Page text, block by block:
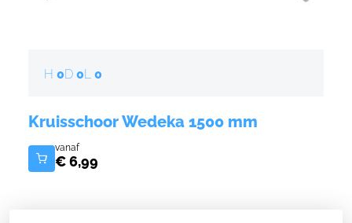
H 0D 0L 0
Totale lengte
Kruisschoor Wedeka 1500 mm
vanaf
€ 6,99